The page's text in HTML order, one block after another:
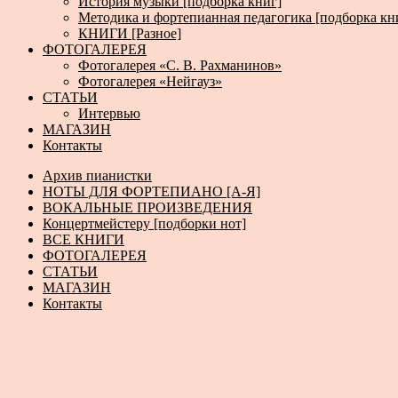
Методика и фортепианная педагогика [подборка
КНИГИ [Разное]
ФОТОГАЛЕРЕЯ
Фотогалерея «С. В. Рахманинов»
Фотогалерея «Нейгауз»
СТАТЬИ
Интервью
МАГАЗИН
Контакты
Архив пианистки
НОТЫ ДЛЯ ФОРТЕПИАНО [А-Я]
ВОКАЛЬНЫЕ ПРОИЗВЕДЕНИЯ
Концертмейстеру [подборки нот]
ВСЕ КНИГИ
ФОТОГАЛЕРЕЯ
СТАТЬИ
МАГАЗИН
Контакты